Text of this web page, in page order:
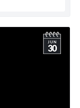
JUN
30